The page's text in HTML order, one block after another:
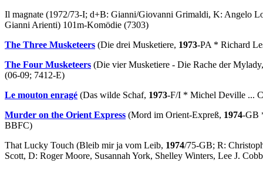
Il magnate (1972/73-I; d+B: Gianni/Giovanni Grimaldi, K: Angelo
Gianni Arienti) 101m-Komödie (7303)
The Three Musketeers (Die drei Musketiere, 1973-PA * Richard
The Four Musketeers (Die vier Musketiere - Die Rache der
(06-09; 7412-E)
Le mouton enragé (Das wilde Schaf, 1973-F/I * Michel Deville ...
Murder on the Orient Express (Mord im Orient-Expreß, 1974-GB
BBFC)
That Lucky Touch (Bleib mir ja vom Leib, 1974/75-GB; R:
Scott, D: Roger Moore, Susannah York, Shelley Winters, Lee J.